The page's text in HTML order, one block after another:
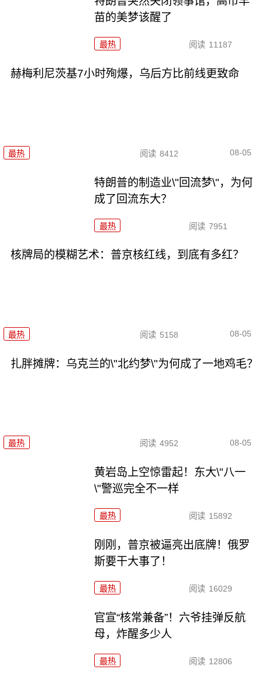
苗的美梦该醒了
最热 阅读 11187
赫梅利尼茨基7小时殉爆，乌后方比前线更致命
最热 阅读 8412 08-05
特朗普的制造业\"回流梦\"，为何
成了回流东大？
最热 阅读 7951
核牌局的模糊艺术：普京核红线，到底有多红？
最热 阅读 5158 08-05
扎胖摊牌：乌克兰的\"北约梦\"为何成了一地鸡毛？
最热 阅读 4952 08-05
黄岩岛上空惊雷起！东大\"八一
\"警巡完全不一样
最热 阅读 15892
刚刚，普京被逼亮出底牌！俄罗
斯要干大事了！
最热 阅读 16029
官宣“核常兼备”！六爷挂弹反航
母，炸醒多少人
最热 阅读 12806